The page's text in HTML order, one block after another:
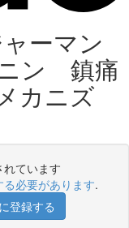
ーマン
ン 鎮痛
カニズ
れています
る必要があります.
登録する